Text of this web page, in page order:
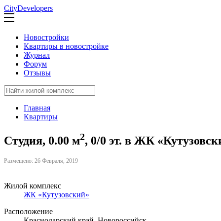
CityDevelopers
Новостройки
Квартиры в новостройке
Журнал
Форум
Отзывы
Главная
Квартиры
Студия, 0.00 м2, 0/0 эт. в ЖК
Размещено: 26 Февраля, 2019
Жилой комплекс
ЖК «Кутузовский»
Расположение